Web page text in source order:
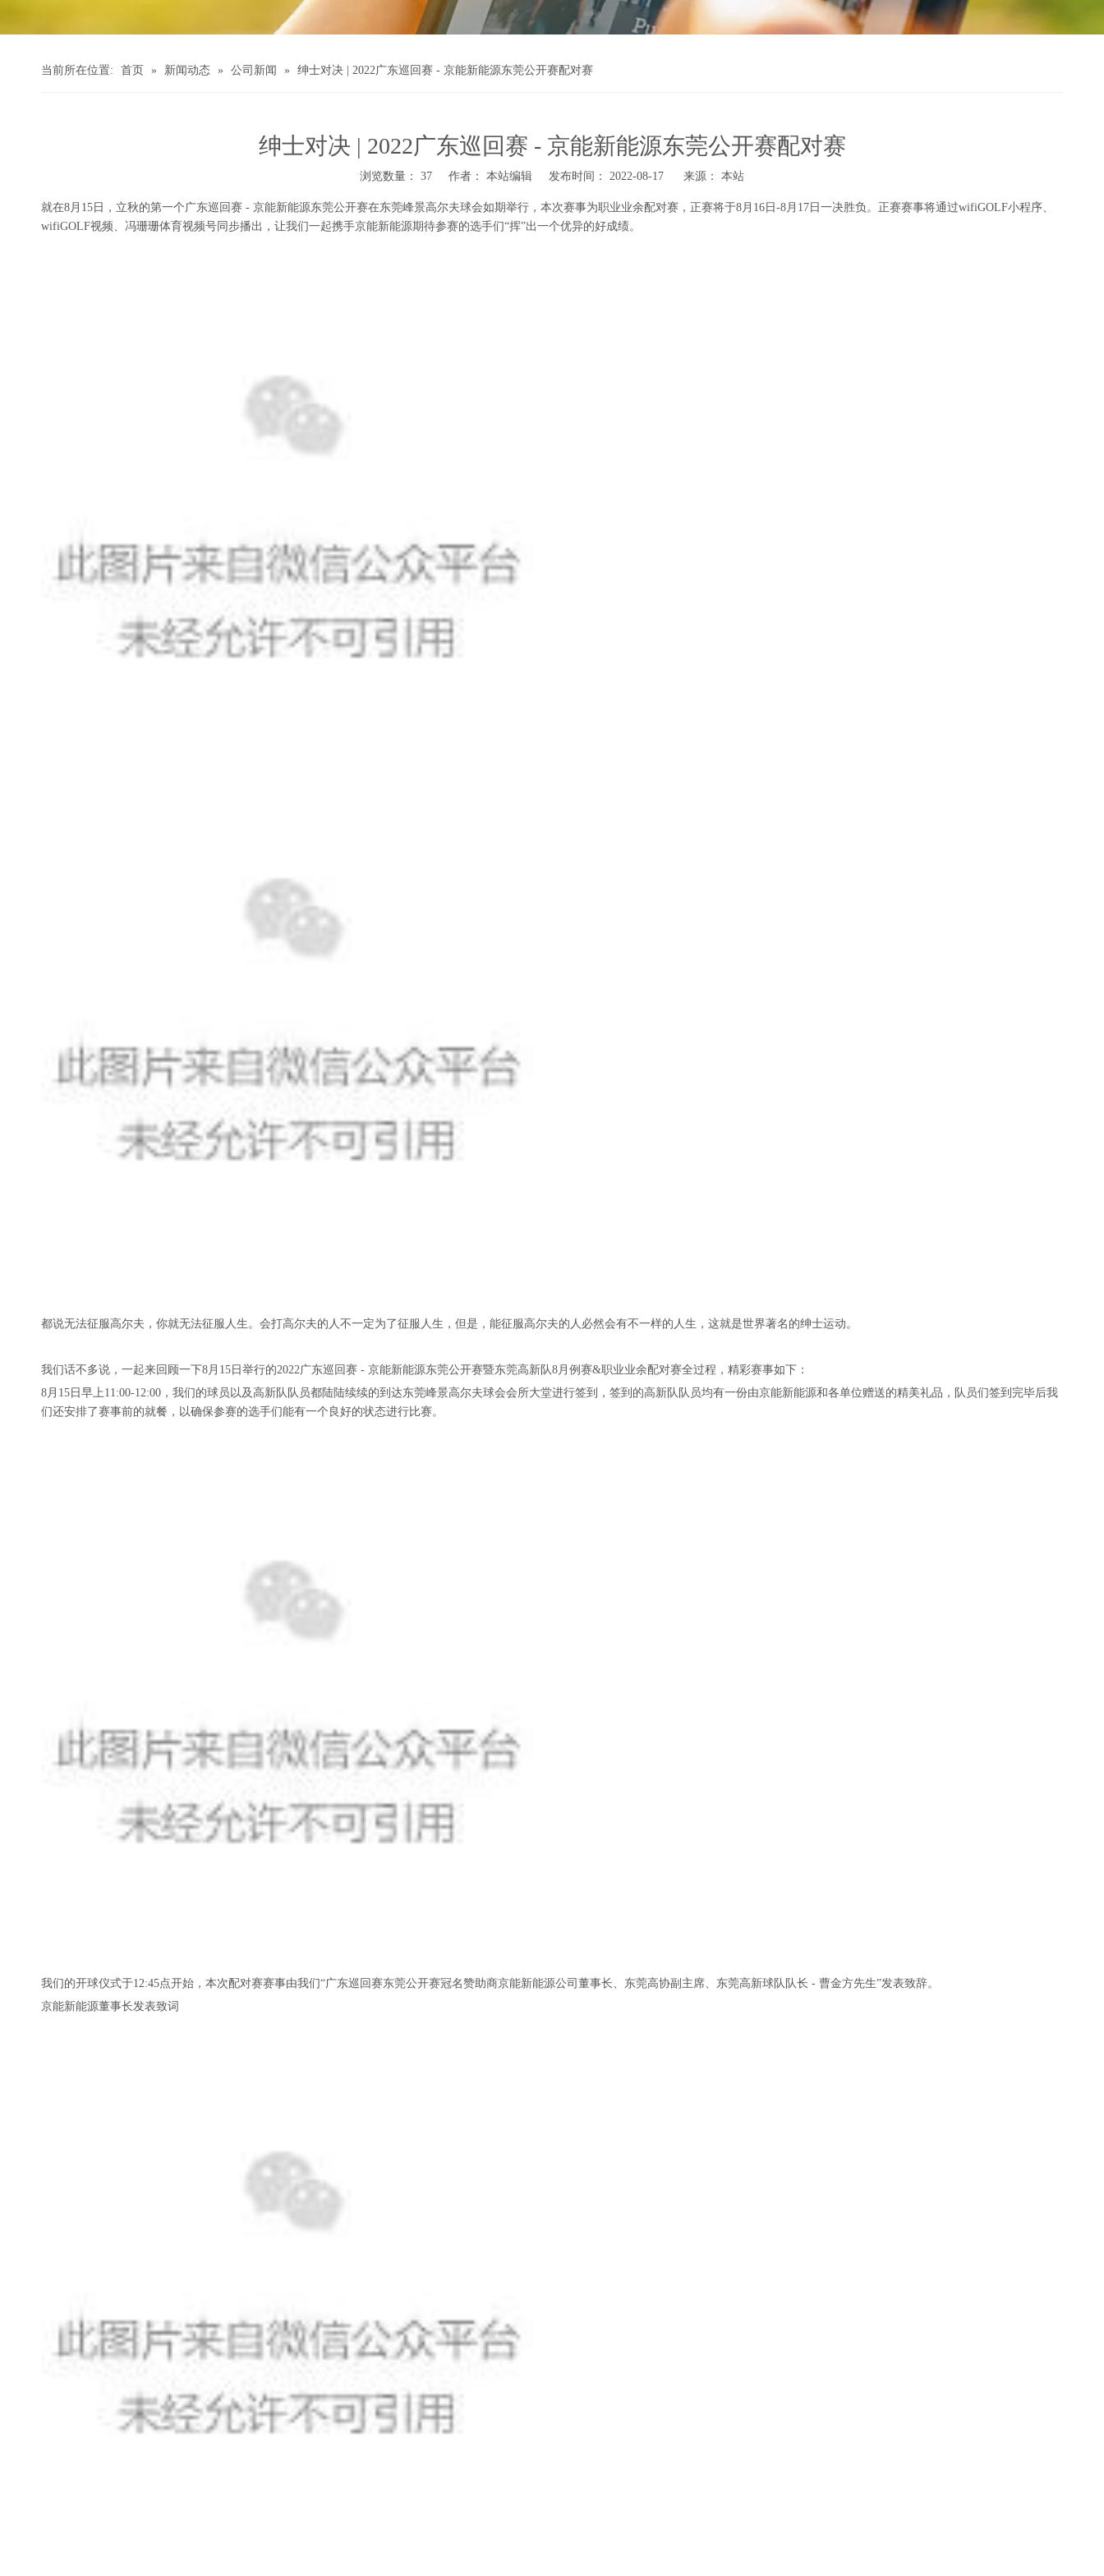
当前所在位置: 首页 » 新闻动态 » 公司新闻 » 绅士对决 | 2022广东巡回赛 - 京能新能源东莞公开赛配对赛
绅士对决 | 2022广东巡回赛 - 京能新能源东莞公开赛配对赛
浏览数量： 37 作者： 本站编辑 发布时间： 2022-08-17 来源： 本站
["wechat","weibo","qzone","douban","email"]
就在8月15日，立秋的第一个广东巡回赛 - 京能新能源东莞公开赛在东莞峰景高尔夫球会如期举行，本次赛事为职业业余配对赛，正赛将于8月16日-8月17日一决胜负。正赛赛事将通过wifiGOLF小程序、
wifiGOLF视频、冯珊珊体育视频号同步播出，让我们一起携手京能新能源期待参赛的选手们“挥”出一个优异的好成绩。
都说无法征服高尔夫，你就无法征服人生。会打高尔夫的人不一定为了征服人生，但是，能征服高尔夫的人必然会有不一样的人生，这就是世界著名的绅士运动。
我们话不多说，一起来回顾一下8月15日举行的2022广东巡回赛 - 京能新能源东莞公开赛暨东莞高新队8月例赛&职业业余配对赛全过程，精彩赛事如下：
8月15日早上11:00-12:00，我们的球员以及高新队队员都陆陆续续的到达东莞峰景高尔夫球会会所大堂进行签到，签到的高新队队员均有一份由京能新能源和各单位赠送的精美礼品，队员们签到完毕后我
们还安排了赛事前的就餐，以确保参赛的选手们能有一个良好的状态进行比赛。
我们的开球仪式于12:45点开始，本次配对赛赛事由我们“广东巡回赛东莞公开赛冠名赞助商京能新能源公司董事长、东莞高协副主席、东莞高新球队队长 - 曹金方先生”发表致辞。
京能新能源董事长发表致词